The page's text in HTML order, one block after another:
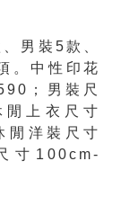
男裝5款、
。中性印花
；男裝尺
上衣尺寸
洋裝尺寸
寸100cm-